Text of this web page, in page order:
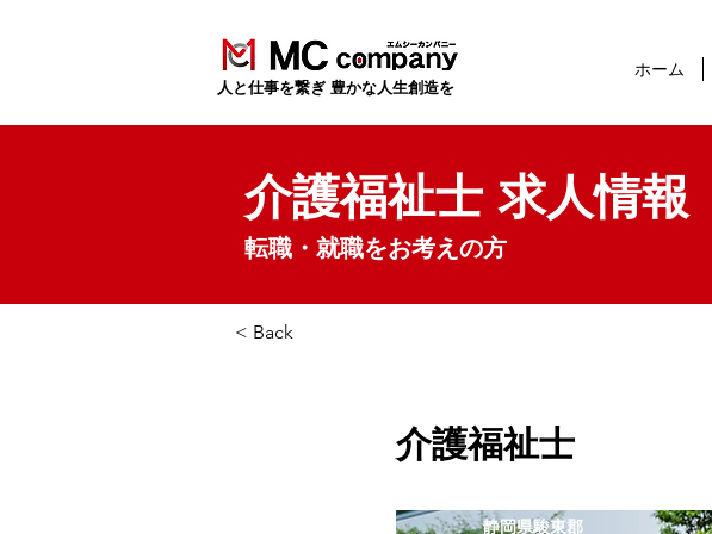
​人と仕事を繋ぎ 豊かな人生創造を
ホーム
介護福祉士 求人情報
転職・就職をお考えの方
< Back
介護福祉士
静岡県駿東郡